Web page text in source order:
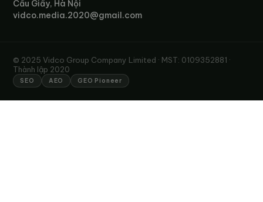
Cầu Giấy, Hà Nội
vidco.media.2020@gmail.com
© 2025 Vidco Group Company Limited · MST: 0109352881 ·
Thành lập 2020
SEO AEO GEO Pioneer